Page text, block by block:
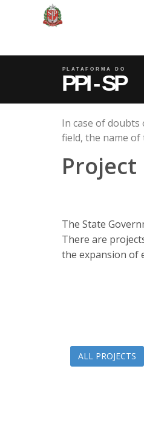
In case of doubts
field, the name
The State
There are
the expansion of
ALL PROJECTS